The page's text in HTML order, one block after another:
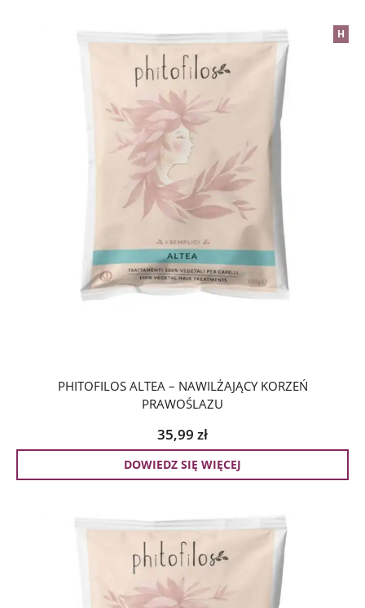
H
PHITOFILOS ALTEA – NAWILŻAJĄCY KORZEŃ
PRAWOŚLAZU
35,99 zł
DOWIEDZ SIĘ WIĘCEJ